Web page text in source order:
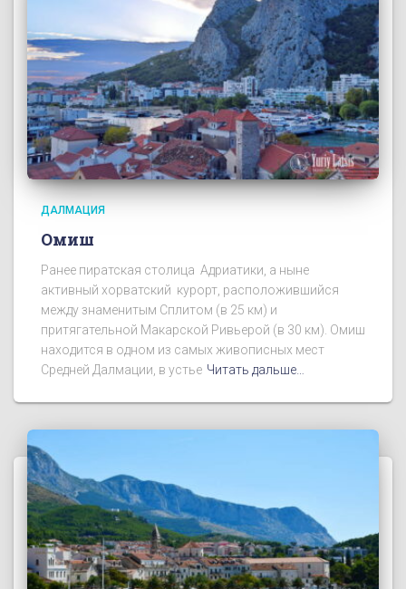
ДАЛМАЦИЯ
Омиш
Ранее пиратская столица Адриатики, а ныне
активный хорватский курорт, расположившийся
между знаменитым Сплитом (в 25 км) и
притягательной Макарской Ривьерой (в 30 км). Омиш
находится в одном из самых живописных мест
Средней Далмации, в устье Читать дальше…